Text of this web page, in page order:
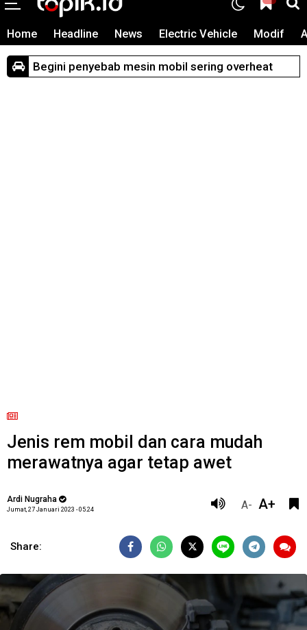
Home Headline News Electric Vehicle Modif
Begini penyebab mesin mobil sering overheat
Jenis rem mobil dan cara mudah
merawatnya agar tetap awet
Ardi Nugraha
Jumat, 27 Januari 2023 - 05.24 A- A+
Share: